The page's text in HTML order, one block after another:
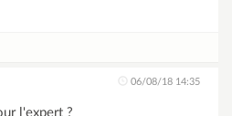
06/08/18 14:35
l'expert ?